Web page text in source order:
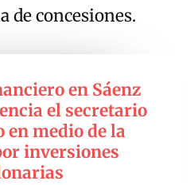
de concesiones.
en Sáenz
el secretario
en medio de la
inversiones